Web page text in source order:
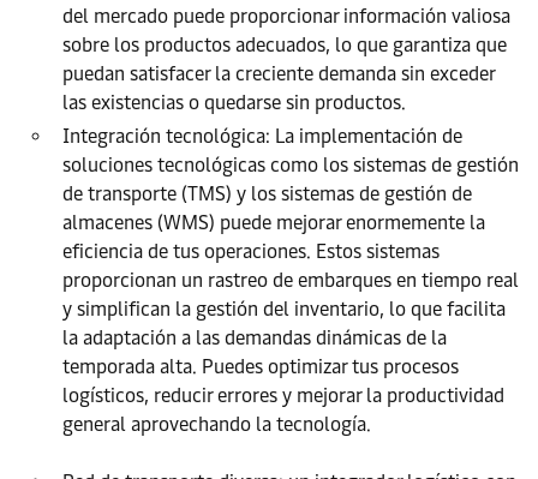
del mercado puede proporcionar información valiosa
sobre los productos adecuados, lo que garantiza que
puedan satisfacer la creciente demanda sin exceder
las existencias o quedarse sin productos.
Integración tecnológica: La implementación de
soluciones tecnológicas como los sistemas de gestión
de transporte (TMS) y los sistemas de gestión de
almacenes (WMS) puede mejorar enormemente la
eficiencia de tus operaciones. Estos sistemas
proporcionan un rastreo de embarques en tiempo real
y simplifican la gestión del inventario, lo que facilita
la adaptación a las demandas dinámicas de la
temporada alta. Puedes optimizar tus procesos
logísticos, reducir errores y mejorar la productividad
general aprovechando la tecnología.